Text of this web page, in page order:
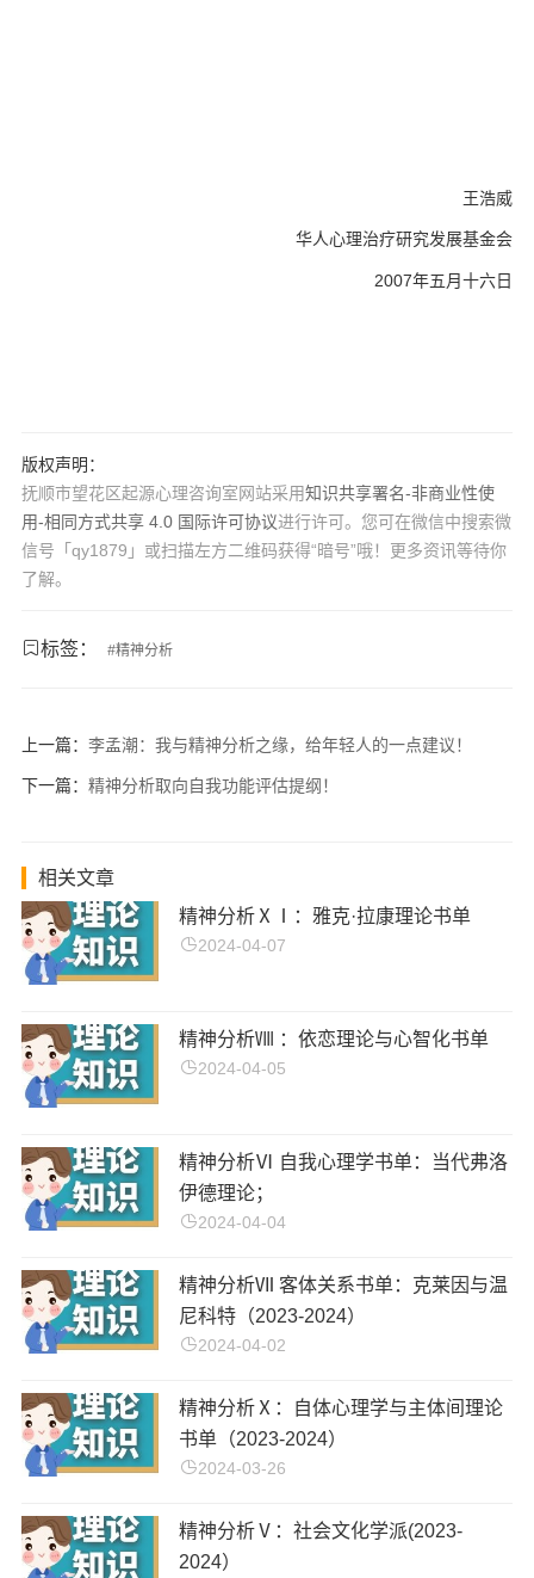
王浩威
华人心理治疗研究发展基金会
2007年五月十六日
版权声明：
抚顺市望花区起源心理咨询室网站采用知识共享署名-非商业性使
用-相同方式共享 4.0 国际许可协议进行许可。您可在微信中搜索微
信号「qy1879」或扫描左方二维码获得“暗号”哦！更多资讯等待你
了解。
标签： #精神分析
上一篇： 李孟潮：我与精神分析之缘，给年轻人的一点建议！
下一篇： 精神分析取向自我功能评估提纲！
相关文章
精神分析ⅩⅠ：雅克·拉康理论书单
2024-04-07
精神分析Ⅷ ：依恋理论与心智化书单
2024-04-05
精神分析Ⅵ 自我心理学书单：当代弗洛
伊德理论；
2024-04-04
精神分析Ⅶ 客体关系书单：克莱因与温
尼科特（2023-2024）
2024-04-02
精神分析Ⅹ：自体心理学与主体间理论
书单（2023-2024）
2024-03-26
精神分析Ⅴ：社会文化学派(2023-
2024）